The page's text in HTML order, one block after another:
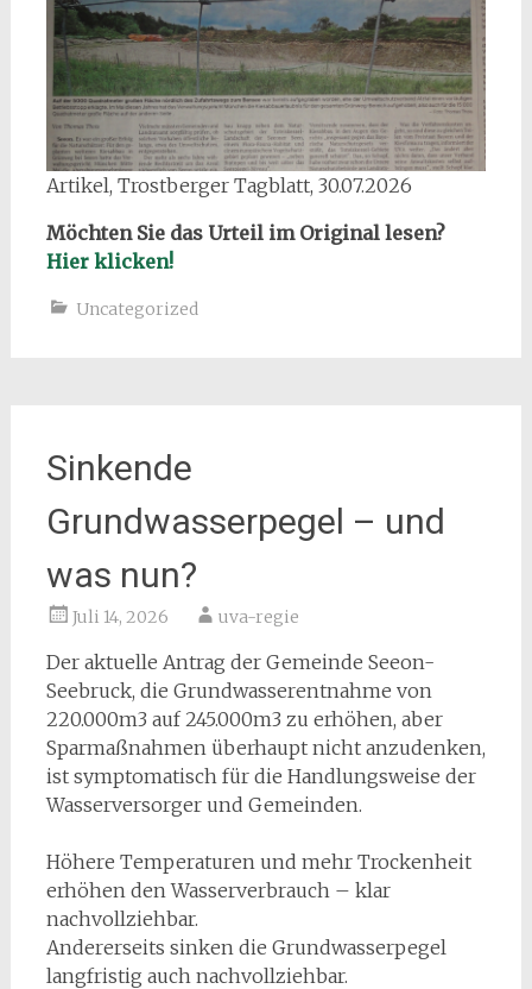
Artikel, Trostberger Tagblatt, 30.07.2026
Möchten Sie das Urteil im Original lesen?
Hier klicken!
Uncategorized
Sinkende
Grundwasserpegel – und
was nun?
Juli 14, 2026 uva-regie
Der aktuelle Antrag der Gemeinde Seeon-
Seebruck, die Grundwasserentnahme von
220.000m3 auf 245.000m3 zu erhöhen, aber
Sparmaßnahmen überhaupt nicht anzudenken,
ist symptomatisch für die Handlungsweise der
Wasserversorger und Gemeinden.
Höhere Temperaturen und mehr Trockenheit
erhöhen den Wasserverbrauch – klar
nachvollziehbar.
Andererseits sinken die Grundwasserpegel
langfristig auch nachvollziehbar.